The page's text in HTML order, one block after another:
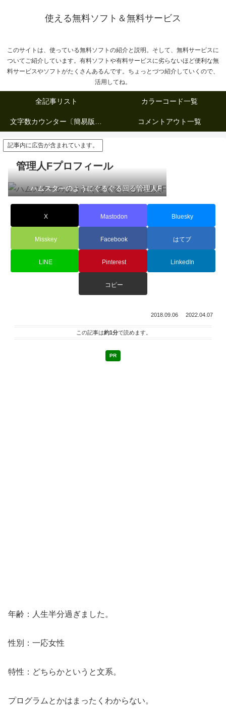
使える無料ソフト＆無料サービス
このサイトは、使っている無料ソフトの紹介と説明。そして、無料サービスに
ついてご紹介しています。有料ソフトや有料サービスに劣らないほど便利な無
料サービスやソフトがたくさんあるんです。ちょっとづつ紹介していくので、
活用してね。
全記事リスト カラーコード一覧
文字数カウンター〔簡易版複数行タイプ〕 コメントアウト一覧
記事内に広告が含まれています。
管理人Fプロフィール
ハムスターのようにぐるぐる回る管理人F
X Mastodon Bluesky
Misskey Facebook はてブ
LINE Pinterest LinkedIn
コピー
2018.09.06 2022.04.07
この記事は約1分で読めます。
PR
年齢：人生半分過ぎました。
性別：一応女性
特性：どちらかというと文系。
プログラムとかはまったくわからない。